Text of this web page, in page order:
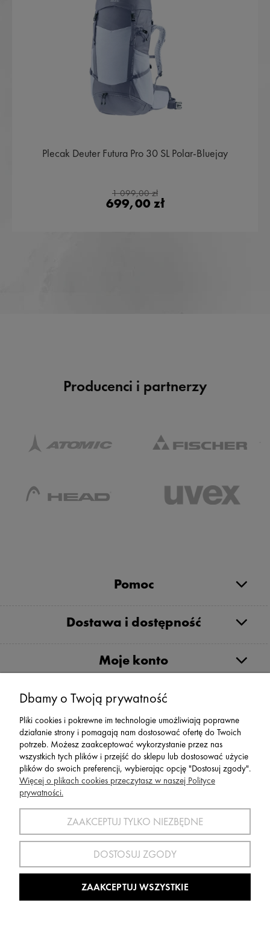
Plecak Deuter Futura Pro 30 SL Polar-Bluejay
1 099,00 zł
699,00 zł
Producenci i partnerzy
Pomoc
Dostawa i dostępność
Moje konto
Serwis
Zwroty,Reklamacje Wymiany
SPORT 2002 ||
dolnośląskie, NIP: 611-24-66-379 || E-
sport2002@onet.eutel:(75) 777 76 36
Wszelkie Prawa Zastrzeżone © 2022 Sport2002.pl
Wdrożenie:Agencja InteraktywnaDesignOrka|Sklep Shoper.pl
Dbamy o Twoją prywatność
Pliki cookies i pokrewne im technologie umożliwiają poprawne
działanie strony i pomagają nam dostosować ofertę do Twoich
potrzeb. Możesz zaakceptować wykorzystanie przez nas
wszystkich tych plików i przejść do sklepu lub dostosować użycie
plików do swoich preferencji, wybierając opcję "Dostosuj zgody".
Więcej o plikach cookies przeczytasz w naszej Polityce
prywatności.
ZAAKCEPTUJ TYLKO NIEZBĘDNE
DOSTOSUJ ZGODY
ZAAKCEPTUJ WSZYSTKIE